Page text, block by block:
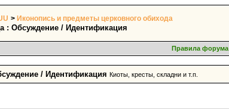
> Иконопись и предметы церковного обихода
: Обсуждение / Идентификация
Правила форума
/ Идентификация Киоты, кресты, складни и т.п.